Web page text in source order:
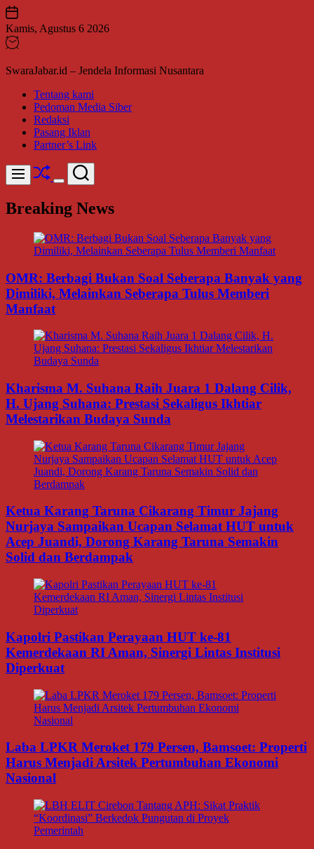
Skip
to
content
Kamis, Agustus 6 2026
SwaraJabar.id – Jendela Informasi Nusantara
Tentang kami
Pedoman Media Siber
Redaksi
Pasang Iklan
Partner’s Link
Menu Shuffle
Switch
mode
Search
Breaking News
OMR: Berbagi Bukan Soal Seberapa Banyak yang
Dimiliki, Melainkan Seberapa Tulus Memberi
Manfaat
Kharisma M. Suhana Raih Juara 1 Dalang Cilik,
H. Ujang Suhana: Prestasi Sekaligus Ikhtiar
Melestarikan Budaya Sunda
Ketua Karang Taruna Cikarang Timur Jajang
Nurjaya Sampaikan Ucapan Selamat HUT untuk
Acep Juandi, Dorong Karang Taruna Semakin
Solid dan Berdampak
Kapolri Pastikan Perayaan HUT ke-81
Kemerdekaan RI Aman, Sinergi Lintas Institusi
Diperkuat
Laba LPKR Meroket 179 Persen, Bamsoet: Properti
Harus Menjadi Arsitek Pertumbuhan Ekonomi
Nasional